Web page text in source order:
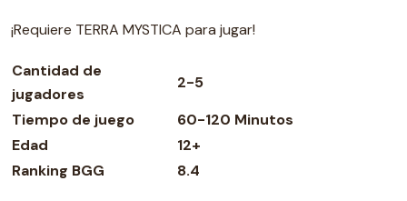
¡Requiere TERRA MYSTICA para jugar!
Cantidad de
jugadores
2-5
Tiempo de juego
60-120 Minutos
Edad
12+
Ranking BGG
8.4